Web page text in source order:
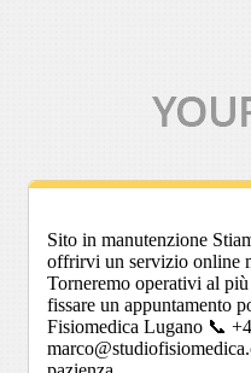
Sito in manutenzione
offrirvi un servizio online
Torneremo operativi al
fissare un appuntamento
Fisiomedica Lugano 📞